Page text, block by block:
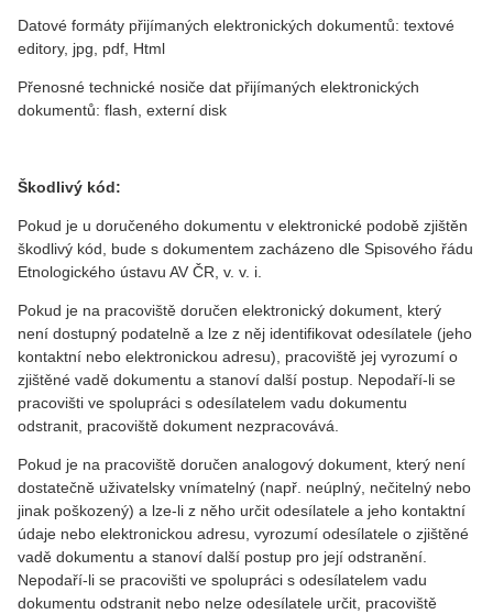
Datové formáty přijímaných elektronických dokumentů: textové
editory, jpg, pdf, Html
Přenosné technické nosiče dat přijímaných elektronických
dokumentů: flash, externí disk
Škodlivý kód:
Pokud je u doručeného dokumentu v elektronické podobě zjištěn
škodlivý kód, bude s dokumentem zacházeno dle Spisového řádu
Etnologického ústavu AV ČR, v. v. i.
Pokud je na pracoviště doručen elektronický dokument, který
není dostupný podatelně a lze z něj identifikovat odesílatele (jeho
kontaktní nebo elektronickou adresu), pracoviště jej vyrozumí o
zjištěné vadě dokumentu a stanoví další postup. Nepodaří-li se
pracovišti ve spolupráci s odesílatelem vadu dokumentu
odstranit, pracoviště dokument nezpracovává.
Pokud je na pracoviště doručen analogový dokument, který není
dostatečně uživatelsky vnímatelný (např. neúplný, nečitelný nebo
jinak poškozený) a lze-li z něho určit odesílatele a jeho kontaktní
údaje nebo elektronickou adresu, vyrozumí odesílatele o zjištěné
vadě dokumentu a stanoví další postup pro její odstranění.
Nepodaří-li se pracovišti ve spolupráci s odesílatelem vadu
dokumentu odstranit nebo nelze odesílatele určit, pracoviště